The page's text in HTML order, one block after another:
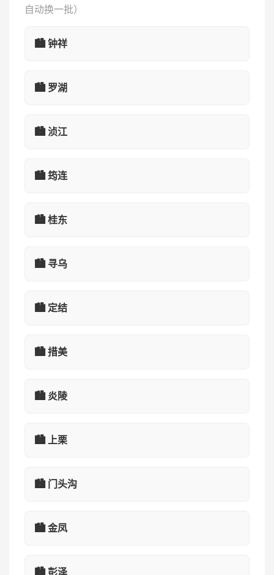
自动换一批）
🏙️ 钟祥
🏙️ 罗湖
🏙️ 浈江
🏙️ 筠连
🏙️ 桂东
🏙️ 寻乌
🏙️ 定结
🏙️ 措美
🏙️ 炎陵
🏙️ 上栗
🏙️ 门头沟
🏙️ 金凤
🏙️ 彭泽